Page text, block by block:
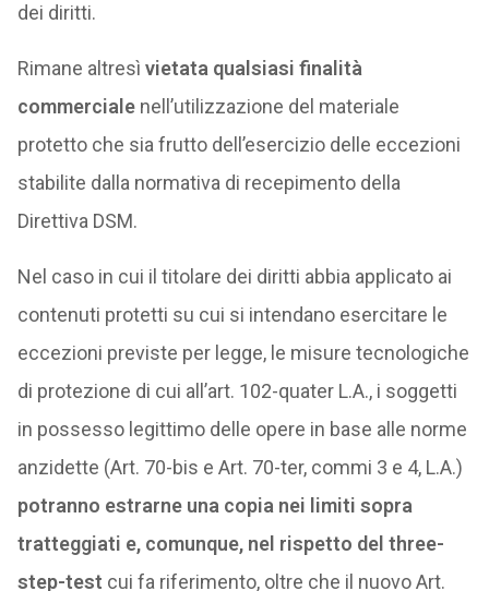
dei diritti.
Rimane altresì vietata qualsiasi finalità
commercialenell’utilizzazione del materiale
protetto che sia frutto dell’esercizio delle eccezioni
stabilite dalla normativa di recepimento della
Direttiva DSM.
Nel caso in cui il titolare dei diritti abbia applicato ai
contenuti protetti su cui si intendano esercitare le
eccezioni previste per legge, le misure tecnologiche
di protezione di cui all’art. 102-quater L.A., i soggetti
in possesso legittimo delle opere in base alle norme
anzidette (Art. 70-bis e Art. 70-ter, commi 3 e 4, L.A.)
potranno estrarne una copia nei limiti sopra
tratteggiati e, comunque, nel rispetto del three-
step-test cui fa riferimento, oltre che il nuovo Art.